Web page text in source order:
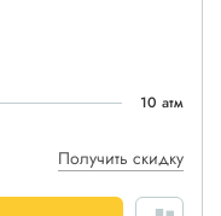
10 атм
Получить скидку